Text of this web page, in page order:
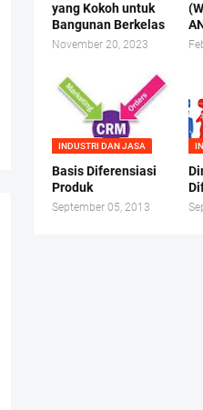
yang Kokoh untuk
Bangunan Berkelas
November 20, 2023
INDUSTRI DAN JASA
Basis Diferensiasi
Produk
September 05, 2013